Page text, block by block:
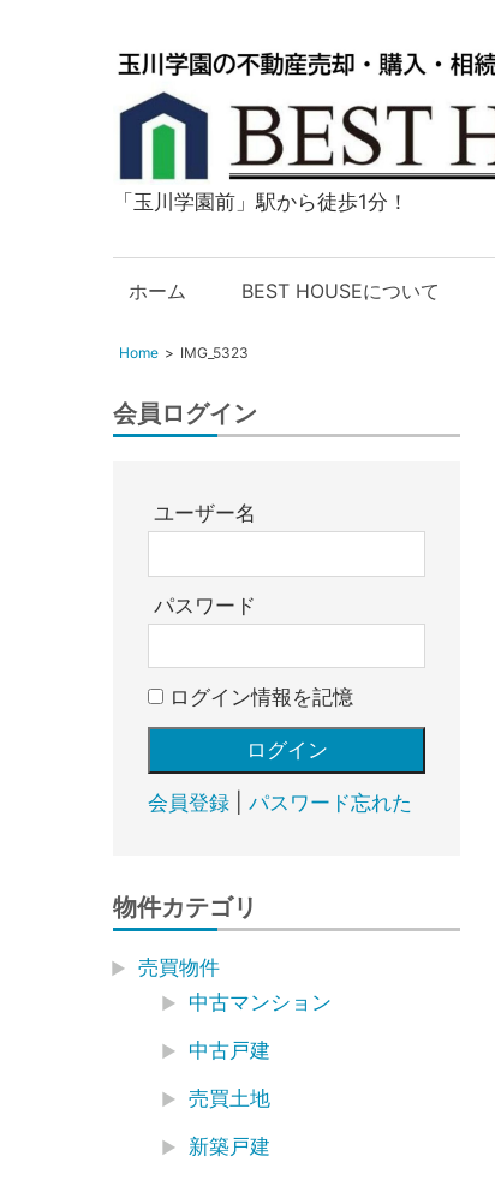
玉
学
の
動
産
入・
却・
BEST
HOUSE
「玉川学園前」駅から徒歩1分！
ホーム BEST HOUSEについて
Home IMG_5323
会員ログイン
ユーザー名
パスワード
ログイン情報を記憶
会員登録| パスワード忘れた
物件カテゴリ
売買物件
中古マンション
中古戸建
売買土地
新築戸建